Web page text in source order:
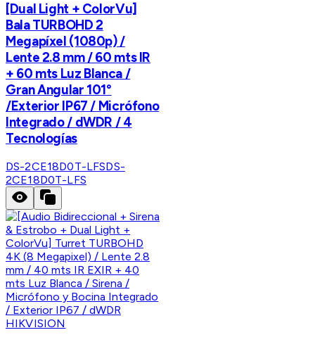
[Dual Light + ColorVu]
Bala TURBOHD 2
Megapíxel (1080p) /
Lente 2.8 mm / 60 mts IR
+ 60 mts Luz Blanca /
Gran Angular 101°
/Exterior IP67 / Micrófono
Integrado / dWDR / 4
Tecnologías
DS-2CE18D0T-LFSDS-
2CE18D0T-LFS
HIKVISION